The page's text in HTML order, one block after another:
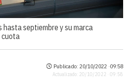
septiembre y su marca
cuota
Publicado: 20/10/2022 ·09:58
Actualizado: 20/10/2022 · 09:58